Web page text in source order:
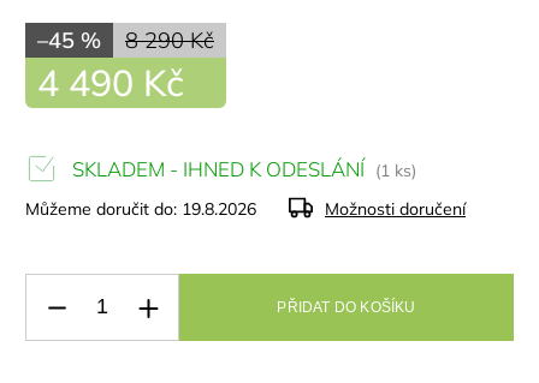
8 290 Kč
–45 %
4 490 Kč
SKLADEM - IHNED K ODESLÁNÍ (1 ks)
Můžeme doručit do: 19.8.2026 Možnosti doručení
PŘIDAT DO KOŠÍKU